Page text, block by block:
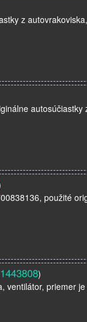
z
autosúčiastky
použité
1443808)
ventilátor, priemer